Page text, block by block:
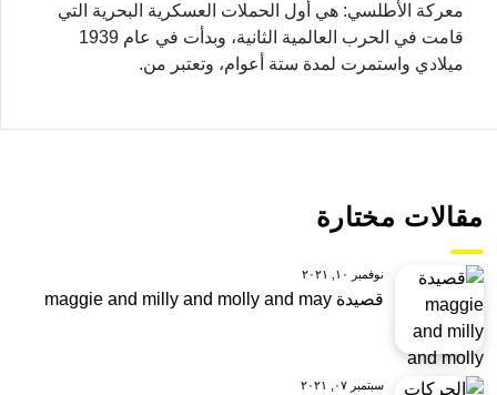
معركة الأطلسي: هي أول الحملات العسكرية البحرية التي
قامت في الحرب العالمية الثانية، وبدأت في عام 1939
ميلادي واستمرت لمدة ستة أعوام، وتعتبر من.
مقالات مختارة
نوفمبر ١٠, ٢٠٢١
قصيدة maggie and milly and molly and may
سبتمبر ٠٧, ٢٠٢١